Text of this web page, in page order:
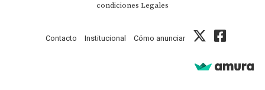
condiciones Legales
Contacto Institucional Cómo anunciar